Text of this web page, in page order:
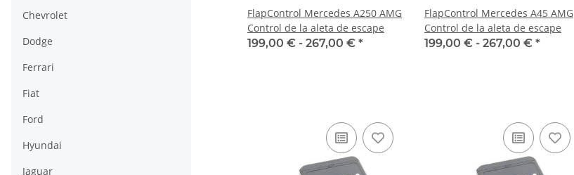
FlapControl Mercedes A250 AMG
Control de la aleta de escape
199,00 € - 267,00 € *
FlapControl Mercedes A45 AMG
Control de la aleta de escape
199,00 € - 267,00 € *
Chevrolet
Dodge
Ferrari
Fiat
Ford
Hyundai
Jaguar